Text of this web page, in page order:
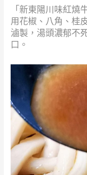
「新東陽川味紅燒
用花椒、八角、桂
滷製，湯頭濃郁不
口。